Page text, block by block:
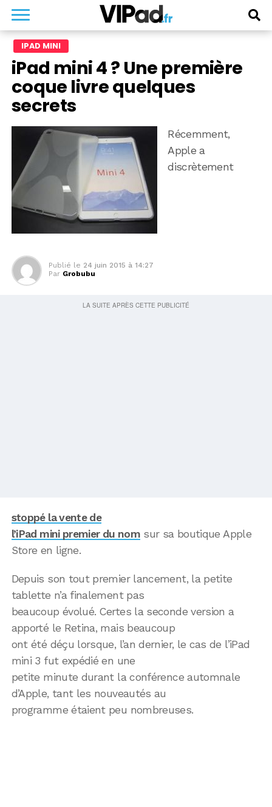
IPAD MINI
iPad mini 4 ? Une première
coque livre quelques
secrets
Récemment,
Apple a
discrètement
Publié le 24 juin 2015 à 14:27
Par Grobubu
stoppé la vente de
l’iPad mini premier du nom sur sa boutique Apple
Store en ligne.
Depuis son tout premier lancement, la petite
tablette n’a finalement pas
beaucoup évolué. Certes la seconde version a
apporté le Retina, mais beaucoup
ont été déçu lorsque, l’an dernier, le cas de l’iPad
mini 3 fut expédié en une
petite minute durant la conférence automnale
d’Apple, tant les nouveautés au
programme étaient peu nombreuses.